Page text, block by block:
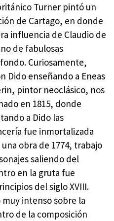
Turner pintó un
de Cartago, en donde
influencia de Claudio de
de fabulosas
Curiosamente,
Dido enseñando a Eneas
pintor neoclásico, nos
en 1815, donde
a Dido las
fue inmortalizada
obra de 1774, trabajo
saliendo del
en la gruta fue
del siglo XVIII.
intenso sobre la
de la composición